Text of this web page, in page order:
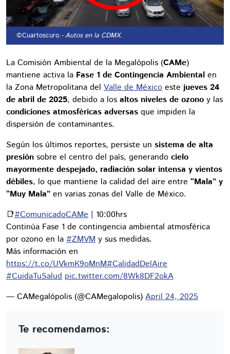
©Cuartoscuro.- Autos en la CDMX.
La Comisión Ambiental de la Megalópolis (CAMe)
mantiene activa la Fase 1 de Contingencia Ambiental en
la Zona Metropolitana del Valle de México este jueves 24
de abril de 2025, debido a los altos niveles de ozono y las
condiciones atmosféricas adversas que impiden la
dispersión de contaminantes.
Según los últimos reportes, persiste un sistema de alta
presión sobre el centro del país, generando cielo
mayormente despejado, radiación solar intensa y vientos
débiles, lo que mantiene la calidad del aire entre “Mala” y
“Muy Mala” en varias zonas del Valle de México.
📑#ComunicadoCAMe | 10:00hrs
Continúa Fase 1 de contingencia ambiental atmosférica
por ozono en la #ZMVM y sus medidas.
Más información en
https://t.co/UVkmK9oMnM#CalidadDelAire
#CuidaTuSalud pic.twitter.com/8Wk8DF2okA
— CAMegalópolis (@CAMegalopolis) April 24, 2025
Te recomendamos: